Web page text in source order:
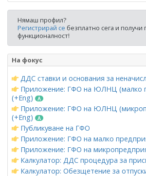
Нямаш профил?
Регистрирай се безплатно сега и получи
функционалност!
На фокус
ДДС ставки и основания за
Приложение: ГФО на ЮЛНЦ (малко
(+Eng)
Приложение: ГФО на ЮЛНЦ
(+Eng)
Публикуване на ГФО
Приложение: ГФО на малко
Приложение: ГФО на
Калкулатор: ДДС процедура за
Калкулатор: Обезщетение за